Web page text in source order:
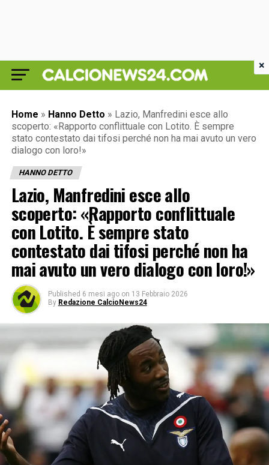
Home » Hanno Detto » Lazio, Manfredini esce allo
scoperto: «Rapporto conflittuale con Lotito. È sempre
stato contestato dai tifosi perché non ha mai avuto un vero
dialogo con loro!»
HANNO DETTO
Lazio, Manfredini esce allo
scoperto: «Rapporto conflittuale
con Lotito. È sempre stato
contestato dai tifosi perché non ha
mai avuto un vero dialogo con loro!»
Published 6 mesi ago on 13 Febbraio 2026
By Redazione CalcioNews24
×